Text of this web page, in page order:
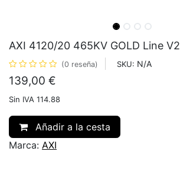
AXI 4120/20 465KV GOLD Line V2
(0 reseña) SKU: N/A
139,00 €
Sin IVA 114.88
Añadir a la cesta
Marca: AXI